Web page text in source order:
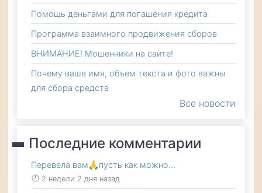
Помощь деньгами для погашения кредита
Программа взаимного продвижения сборов
ВНИМАНИЕ! Мошенники на сайте!
Почему ваше имя, объем текста и фото важны
для сбора средств
Все новости
Последние комментарии
Перевела вам🙏пусть как можно…
2 недели 2 дня назад